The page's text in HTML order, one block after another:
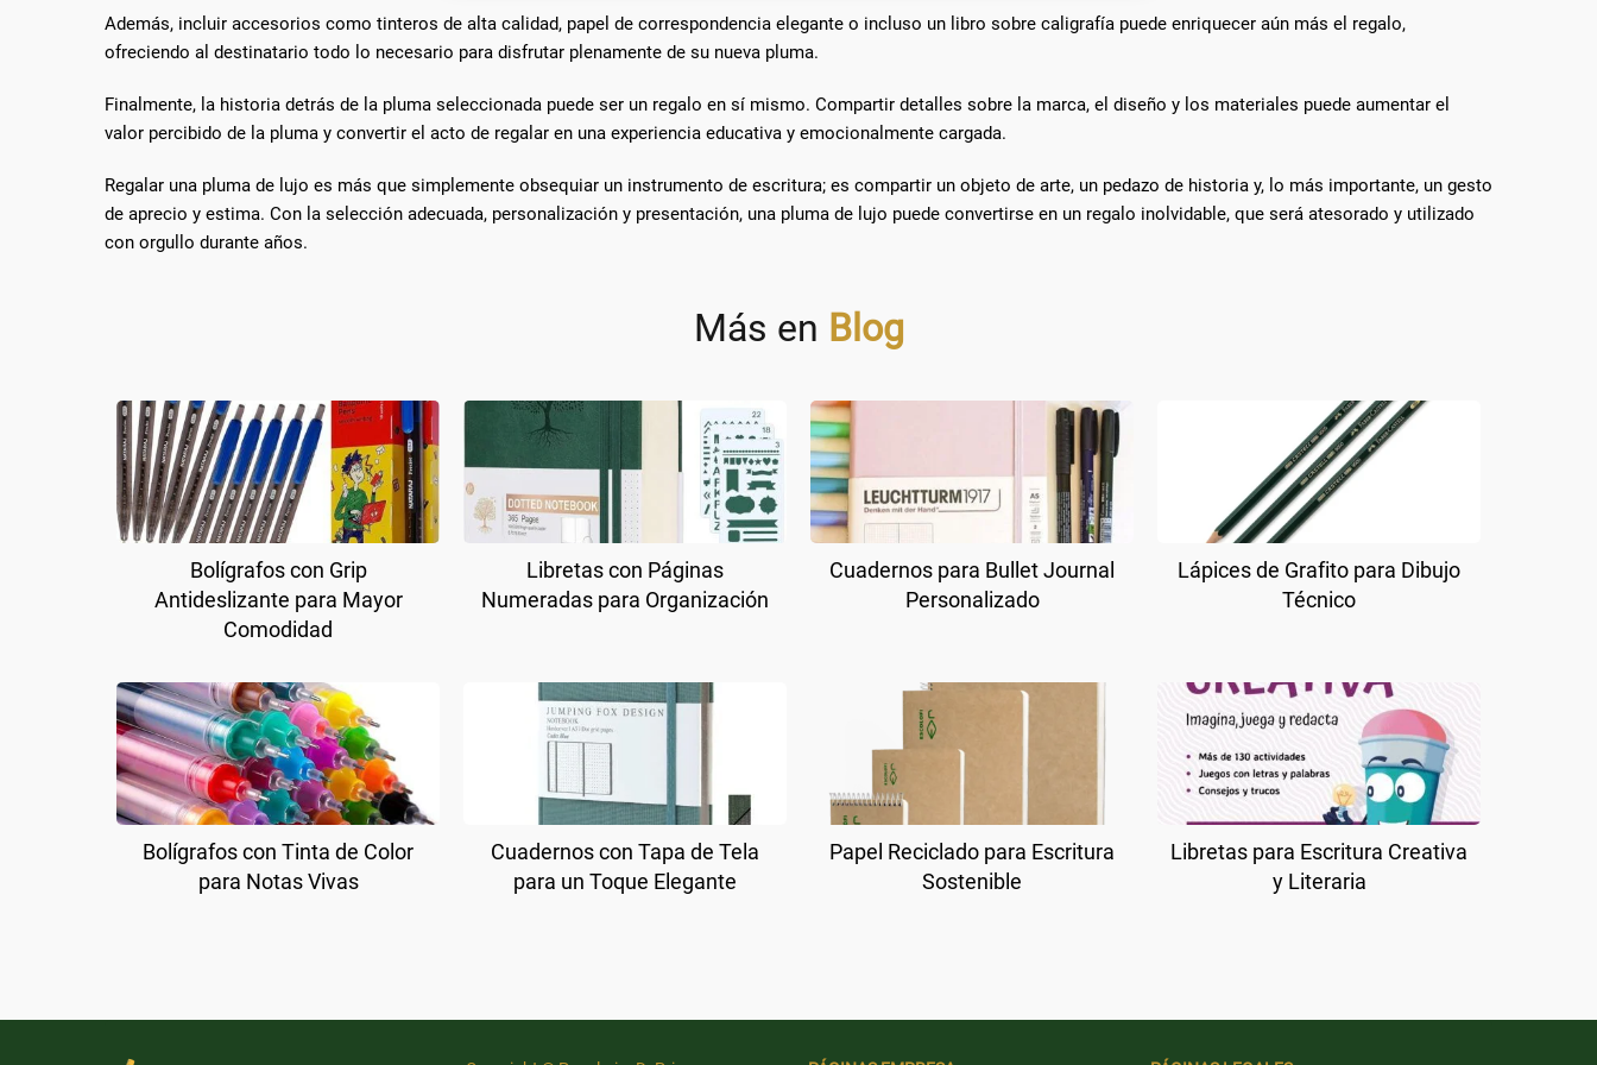
Garantizar la seguridad, evitar fraudes y depurar errores, Servir
técnicamente anuncios o contenido.
Always active
Además, incluir accesorios como tinteros de alta calidad, papel de correspondencia elegante o incluso un libro sobre caligrafía puede enriquecer aún más el regalo,
ofreciendo al destinatario todo lo necesario para disfrutar plenamente de su nueva pluma.
Finalmente, la historia detrás de la pluma seleccionada puede ser un regalo en sí mismo. Compartir detalles sobre la marca, el diseño y los materiales puede aumentar el
valor percibido de la pluma y convertir el acto de regalar en una experiencia educativa y emocionalmente cargada.
Regalar una pluma de lujo es más que simplemente obsequiar un instrumento de escritura; es compartir un objeto de arte, un pedazo de historia y, lo más importante, un gesto
de aprecio y estima. Con la selección adecuada, personalización y presentación, una pluma de lujo puede convertirse en un regalo inolvidable, que será atesorado y utilizado
con orgullo durante años.
Más en Blog
Bolígrafos con Grip
Antideslizante para Mayor
Comodidad
Libretas con Páginas
Numeradas para Organización
Cuadernos para Bullet Journal
Personalizado
Lápices de Grafito para Dibujo
Técnico
Bolígrafos con Tinta de Color
para Notas Vivas
Cuadernos con Tapa de Tela
para un Toque Elegante
Papel Reciclado para Escritura
Sostenible
Libretas para Escritura Creativa
y Literaria